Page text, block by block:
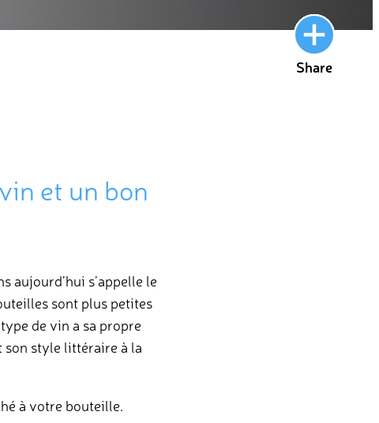
Share
et un bon
aujourd’hui s’appelle le
sont plus petites
de vin a sa propre
son style littéraire à la
à votre bouteille.